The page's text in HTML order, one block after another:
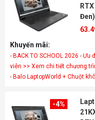
Đen)
Khuyến mãi:
- BACK TO SCHOOL 2026 -
viên >> Xem chi tiết chương
- Balo LaptopWorld + Chuột
-4%